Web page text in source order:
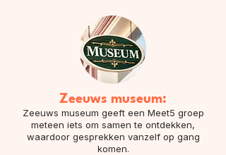
Zeeuws museum:
Zeeuws museum geeft een Meet5 groep
meteen iets om samen te ontdekken,
waardoor gesprekken vanzelf op gang
komen.